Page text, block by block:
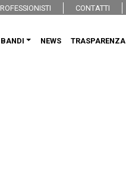
CONTATTI
BANDI NEWS TRASPARENZA